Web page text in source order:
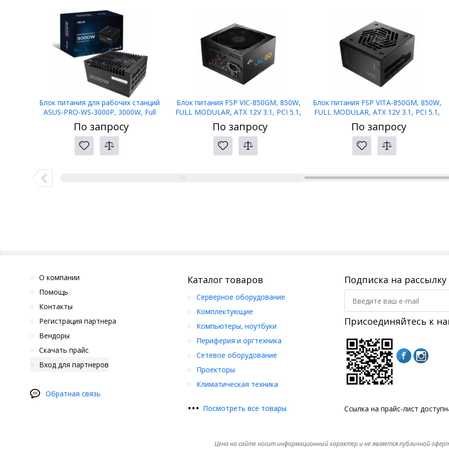
Блок питания для рабочих станций
ASUS-PRO-WS-3000P, 3000W, Full
Modular, 80+ PLATINUM, BOX
По запросу
Блок питания FSP VIC-850GM, 850W,
FULL MODULAR, ATX 12V 3.1, PCI 5.1,
APFC, 80 PLUS GOLD, Reatil
По запросу
Блок питания FSP VITA-850GM, 850W,
FULL MODULAR, ATX 12V 3.1, PCI 5.1,
APFC, 80 PLUS GOLD, Reatil
По запросу
О компании
Помощь
Контакты
Регистрация партнера
Вендоры
Скачать прайс
Вход для партнеров
Обратная связь
Каталог товаров
Серверное оборудование
Комплектующие
Компьютеры, ноутбуки
Периферия и оргтехника
Сетевое оборудование
Проекторы
Климатическая техника
••• Посмотреть все товары
Подписка на рассылку
Присоединяйтесь к
Ссылка на прайс-лист
Цена на сайте носит информационный характер и не является публичной